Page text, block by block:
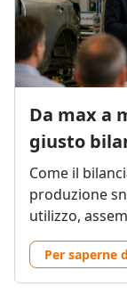
Da max a
giusto
Come il
produzione
utilizzo,
Per saperne